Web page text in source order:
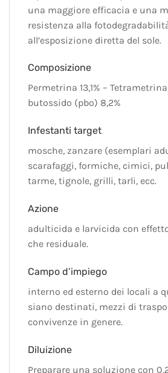
una maggiore efficacia e una
resistenza alla
all’esposizione diretta del sole.
Composizione
Permetrina 13,1% –
butossido (pbo) 8,2%
Infestanti target
mosche, zanzare (esemplari
scarafaggi, formiche, cimici,
tarme, tignole, grilli, tarli, ecc.
Azione
adulticida e larvicida con
che residuale.
Campo d’impiego
interno ed esterno dei locali a
siano destinati, mezzi di
convivenze in genere.
Diluizione
Preparare una soluzione con